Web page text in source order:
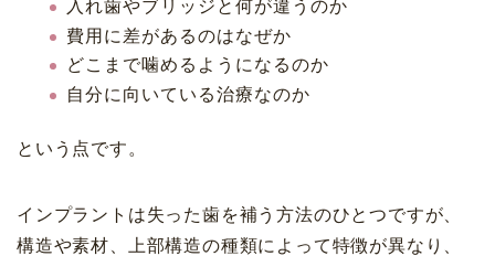
入れ歯やブリッジと何が違うのか
費用に差があるのはなぜか
どこまで噛めるようになるのか
自分に向いている治療なのか
という点です。
インプラントは失った歯を補う方法のひとつですが、
構造や素材、上部構造の種類によって特徴が異なり、